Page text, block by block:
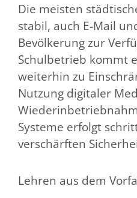
Die meisten
stabil, auch E-Mail
Bevölkerung zur
Schulbetrieb kommt
weiterhin zu
Nutzung digitaler
Systeme erfolgt
verschärften
Lehren aus dem